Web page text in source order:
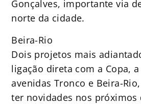
Gonçalves, importante via
norte da cidade.
Beira-Rio
Dois projetos mais
ligação direta com a Copa,
avenidas Tronco e Beira-
ter novidades nos próximos